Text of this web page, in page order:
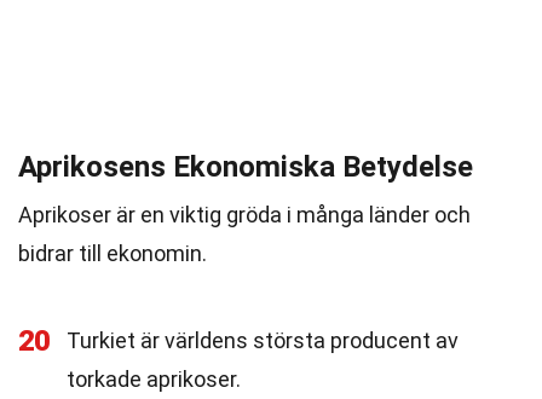
Aprikosens Ekonomiska Betydelse
Aprikoser är en viktig gröda i många länder och
bidrar till ekonomin.
20
Turkiet är världens största producent av
torkade aprikoser.